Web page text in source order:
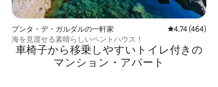
プンタ・デ・ガルダルの一軒家 レビュー464
4.74 (464)
海を見渡せる素晴らしいペントハウス！
車椅子から移乗しやすいトイレ付きの
マンション・アパート